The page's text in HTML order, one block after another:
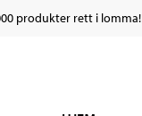
produkter rett i lomma!